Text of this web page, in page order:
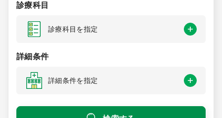
開業スタイル
医療モール開業
物件検索
コンサルタント
開業支援事例
診療科目
診療科目を指定
詳細条件
詳細条件を指定